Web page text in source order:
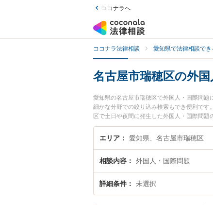
ココナラへ
ココナラ法律相談 愛知県で法律相談でき
名古屋市瑞穂区の外
愛知県の名古屋市瑞穂区で外国人・国際問
細かな分野での絞り込み検索もでき便利で
区で土日や夜間に発生した外国人・国際問
無料で外国人・国際問題を法律相談できる
エリア 愛知県、名古屋市瑞穂区
相談内容 外国人・国際問題
詳細条件 未選択